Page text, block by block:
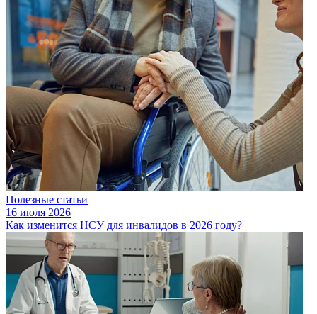
Полезные статьи
16 июля 2026
Как изменится НСУ для инвалидов в 2026 году?